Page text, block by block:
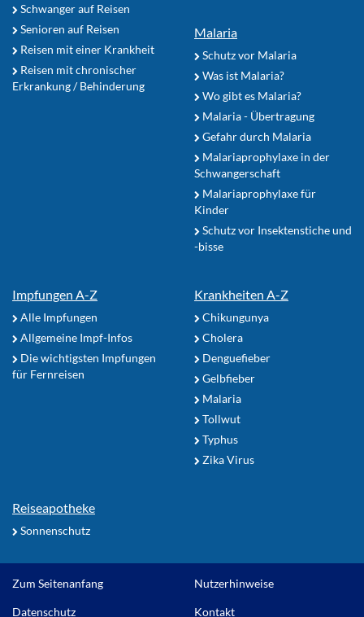
Schwanger auf Reisen
Senioren auf Reisen
Reisen mit einer Krankheit
Reisen mit chronischer
Erkrankung / Behinderung
Malaria
Schutz vor Malaria
Was ist Malaria?
Wo gibt es Malaria?
Malaria - Übertragung
Gefahr durch Malaria
Malariaprophylaxe in der
Schwangerschaft
Malariaprophylaxe für
Kinder
Schutz vor Insektenstiche und
-bisse
Impfungen A-Z
Alle Impfungen
Allgemeine Impf-Infos
Die wichtigsten Impfungen
für Fernreisen
Krankheiten A-Z
Chikungunya
Cholera
Denguefieber
Gelbfieber
Malaria
Tollwut
Typhus
Zika Virus
Reiseapotheke
Sonnenschutz
Zum Seitenanfang Nutzerhinweise
Datenschutz Kontakt